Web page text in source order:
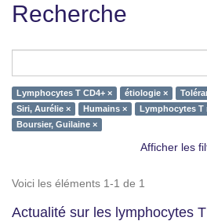
Recherche
Lymphocytes T CD4+ × étiologie ×
Siri, Aurélie ×
Humains × Lymphocytes T
Boursier, Guilaine ×
Afficher les
Voici les éléments 1-1 de 1
Actualité sur les lymphocytes